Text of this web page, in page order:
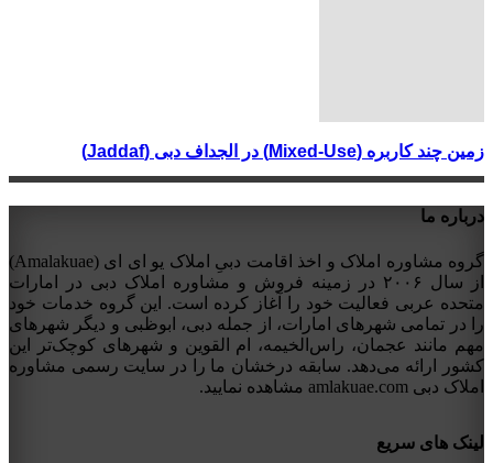
زمین چند کاربره (Mixed-Use) در الجداف دبی (Jaddaf)
درباره ما
گروه مشاوره املاک و اخذ اقامت دبیِ املاک یو ای ای (Amalakuae)
از سال ۲۰۰۶ در زمینه فروش و مشاوره املاک دبی در امارات
متحده عربی فعالیت خود را آغاز کرده است. این گروه خدمات خود
را در تمامی شهرهای امارات، از جمله دبی، ابوظبی و دیگر شهرهای
مهم مانند عجمان، راس‌الخیمه، ام القوین و شهرهای کوچک‌تر این
کشور ارائه می‌دهد. سابقه درخشان ما را در سایت رسمی مشاوره
املاک دبی amlakuae.com مشاهده نمایید.
لینک های سریع